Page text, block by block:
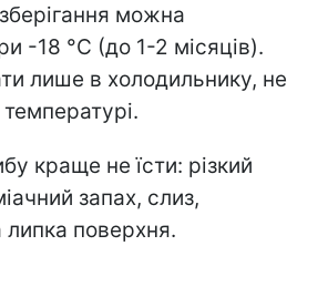
можна
-18 °C (до 1-2 місяців).
лише в холодильнику, не
температурі.
краще не їсти: різкий
запах, слиз,
липка поверхня.